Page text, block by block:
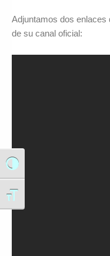
Alternar alto contraste
Alternar tamaño de letra
Adjuntamos dos enlaces
de su canal oficial: